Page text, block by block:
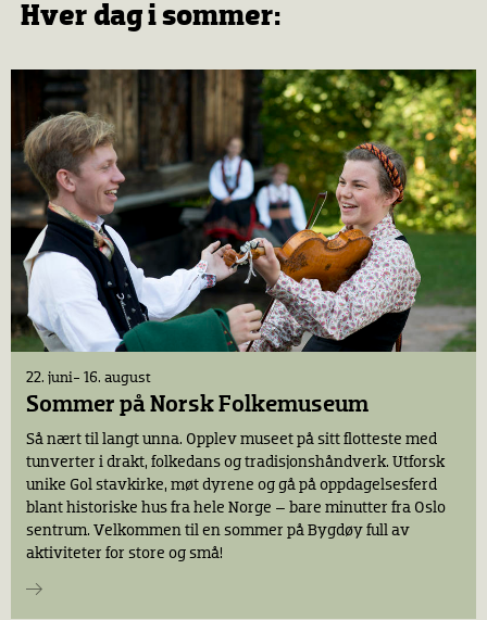
Hver dag i sommer:
22. juni- 16. august
Sommer på Norsk Folkemuseum
Så nært til langt unna. Opplev museet på sitt flotteste med
tunverter i drakt, folkedans og tradisjonshåndverk. Utforsk
unike Gol stavkirke, møt dyrene og gå på oppdagelsesferd
blant historiske hus fra hele Norge – bare minutter fra Oslo
sentrum. Velkommen til en sommer på Bygdøy full av
aktiviteter for store og små!